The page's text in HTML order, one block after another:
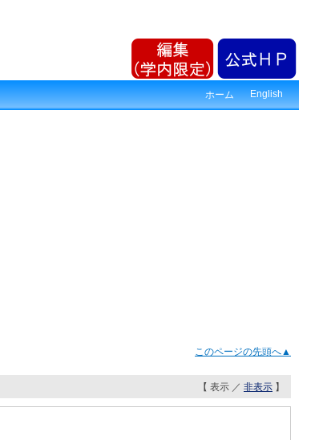
ホーム English
このページの先頭へ▲
【 表示 ／ 非表示 】